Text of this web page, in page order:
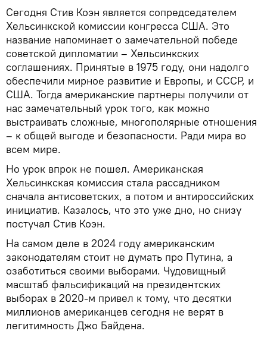
Сегодня Стив Коэн является сопредседателем
Хельсинкской комиссии конгресса США. Это
название напоминает о замечательной победе
советской дипломатии – Хельсинкских
соглашениях. Принятые в 1975 году, они надолго
обеспечили мирное развитие и Европы, и СССР, и
США. Тогда американские партнеры получили от
нас замечательный урок того, как можно
выстраивать сложные, многополярные отношения
– к общей выгоде и безопасности. Ради мира во
всем мире.
Но урок впрок не пошел. Американская
Хельсинкская комиссия стала рассадником
сначала антисоветских, а потом и антироссийских
инициатив. Казалось, что это уже дно, но снизу
постучал Стив Коэн.
На самом деле в 2024 году американским
законодателям стоит не думать про Путина, а
озаботиться своими выборами. Чудовищный
масштаб фальсификаций на президентских
выборах в 2020-м привел к тому, что десятки
миллионов американцев сегодня не верят в
легитимность Джо Байдена.